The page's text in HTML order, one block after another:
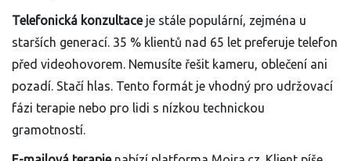
Telefonická konzultaceje stále populární, zejména u
starších generací. 35 % klientů nad 65 let preferuje telefon
před videohovorem. Nemusíte řešit kameru, oblečení ani
pozadí. Stačí hlas. Tento formát je vhodný pro udržovací
fázi terapie nebo pro lidi s nízkou technickou
gramotností.